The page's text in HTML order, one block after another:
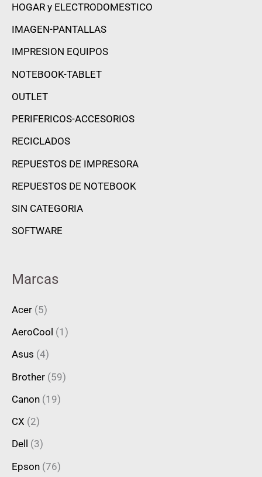
HOGAR y ELECTRODOMESTICO
IMAGEN-PANTALLAS
IMPRESION EQUIPOS
NOTEBOOK-TABLET
OUTLET
PERIFERICOS-ACCESORIOS
RECICLADOS
REPUESTOS DE IMPRESORA
REPUESTOS DE NOTEBOOK
SIN CATEGORIA
SOFTWARE
Marcas
Acer (5)
AeroCool (1)
Asus (4)
Brother (59)
Canon (19)
CX (2)
Dell
(3)
Epson (76)